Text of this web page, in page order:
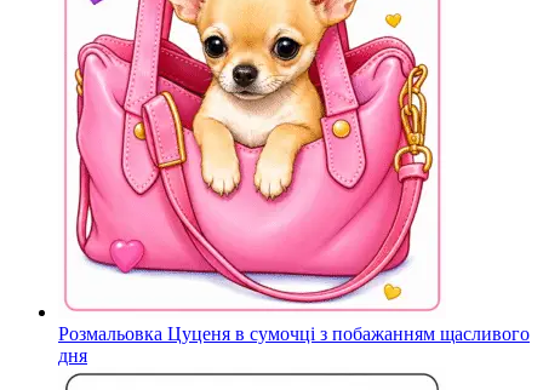
Розмальовка Цуценя в сумочці з побажанням щасливого
дня